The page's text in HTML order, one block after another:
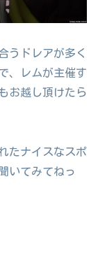
うドレアが多く
、レムが主催す
お越し頂けたら
たナイスなスポ
いてみてねっ